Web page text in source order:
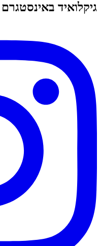
גיקלואיד באינסטגרם